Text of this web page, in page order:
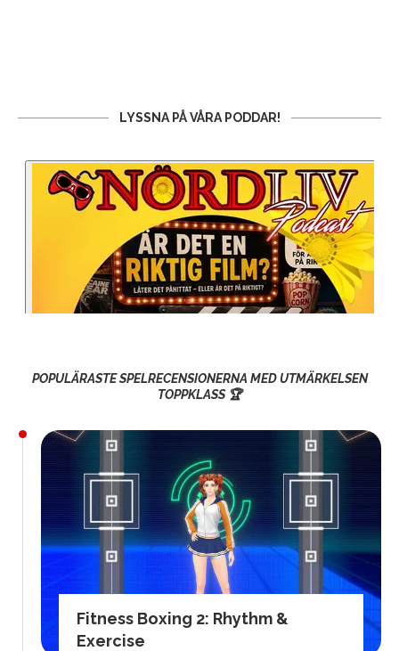
LYSSNA PÅ VÅRA PODDAR!
POPULÄRASTE SPELRECENSIONERNA MED UTMÄRKELSEN
TOPPKLASS 🏆
Fitness Boxing 2: Rhythm &
Exercise